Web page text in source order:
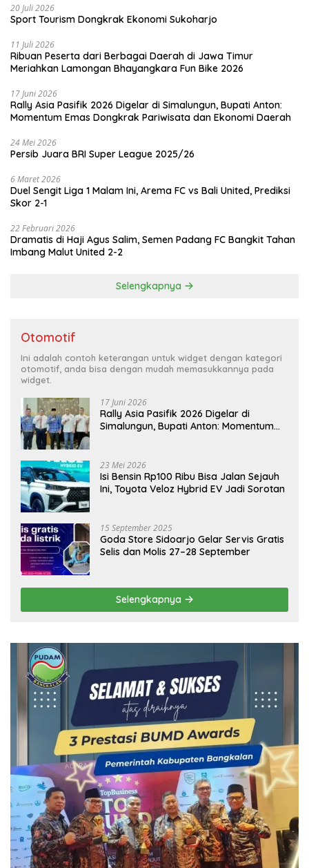
20 Juli 2026
Sport Tourism Dongkrak Ekonomi Sukoharjo
11 Juli 2026
Ribuan Peserta dari Berbagai Daerah di Jawa Timur
Meriahkan Lamongan Bhayangkara Fun Bike 2026
17 Juni 2026
Rally Asia Pasifik 2026 Digelar di Simalungun, Bupati Anton:
Momentum Emas Dongkrak Pariwisata dan Ekonomi Daerah
24 Mei 2026
Persib Juara BRI Super League 2025/26
6 Maret 2026
Duel Sengit Liga 1 Malam Ini, Arema FC vs Bali United, Prediksi
Skor 2-1
22 Februari 2026
Dramatis di Haji Agus Salim, Semen Padang FC Bangkit Tahan
Imbang Malut United 2-2
Selengkapnya
Otomotif
Ini adalah contoh keterangan untuk widget dengan kategori
otomotif, anda bisa dengan mudah memasukkannya pada
widget.
17 Juni 2026
Rally Asia Pasifik 2026 Digelar di
Simalungun, Bupati Anton: Momentum
23 Mei 2026
Isi Bensin Rp100 Ribu Bisa Jalan Sejauh
Ini, Toyota Veloz Hybrid EV Jadi Sorotan
15 September 2025
Goda Store Sidoarjo Gelar Servis Gratis
Selis dan Molis 27–28 September
Selengkapnya